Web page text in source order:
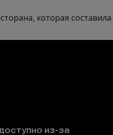
которая составила